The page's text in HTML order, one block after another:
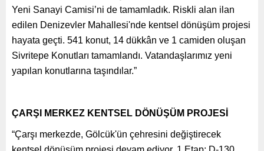
Yeni Sanayi Camisi’ni de tamamladık. Riskli alan ilan
edilen Denizevler Mahallesi'nde kentsel dönüşüm projesi
hayata geçti. 541 konut, 14 dükkân ve 1 camiden oluşan
Sivritepe Konutları tamamlandı. Vatandaşlarımız yeni
yapılan konutlarına taşındılar.”
ÇARŞI MERKEZ KENTSEL DÖNÜŞÜM PROJESİ
“Çarşı merkezde, Gölcük'ün çehresini değiştirecek